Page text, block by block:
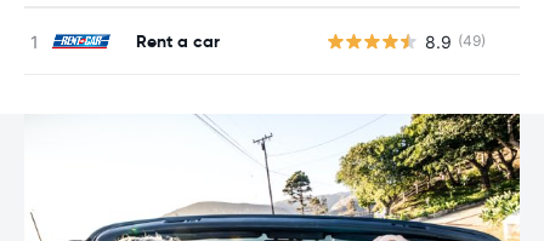
Rent a car 8.9 (49)